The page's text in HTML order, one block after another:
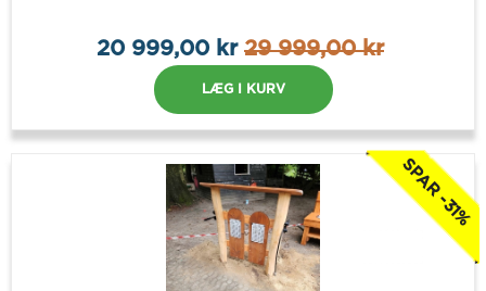
20 999,00 kr 29 999,00 kr
LÆG I KURV
SPAR -31%